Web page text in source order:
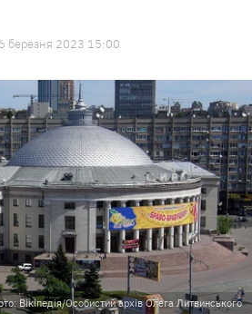
березня 2023 15:00
Вікіпедія/Особистий архів Олега Литвинського